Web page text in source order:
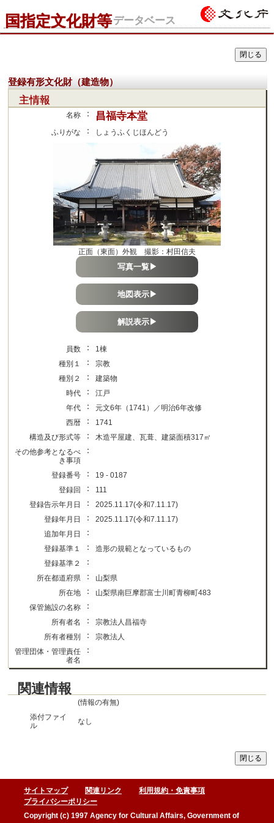
国指定文化財等データベース
登録有形文化財（建造物）
主情報
名称 ： 昌福寺本堂
ふりがな ： しょうふくじほんどう
正面（東面）外観 撮影：村田信夫
写真一覧▶
地図表示▶
解説表示▶
員数 ：
1棟
種別１
：
宗教
種別２
：
建築物
時代
：
江戸
年代
：
元文6年（1741）／明治6年改修
西暦
：
1741
構造及び形式等
：
木造平屋建、瓦葺、建築面積317㎡
その他参考となるべ
き事項
：
登録番号 ：
19 - 0187
登録回
：
111
登録告示年月日
：
2025.11.17(令和7.11.17)
登録年月日
：
2025.11.17(令和7.11.17)
追加年月日
：
登録基準１ ：
造形の規範となっているもの
登録基準２
：
所在都道府県 ：
山梨県
所在地
：
山梨県南巨摩郡富士川町青柳町483
保管施設の名称
：
所有者名 ：
宗教法人昌福寺
所有者種別
：
宗教法人
管理団体・管理責任
者名
：
関連情報
(情報の有無)
添付ファイ
ル
なし
サイトマップ 関連リンク
利用規約・免責事項
プライバシーポリシー
Copyright (c) 1997 Agency for Cultural Affairs, Government of